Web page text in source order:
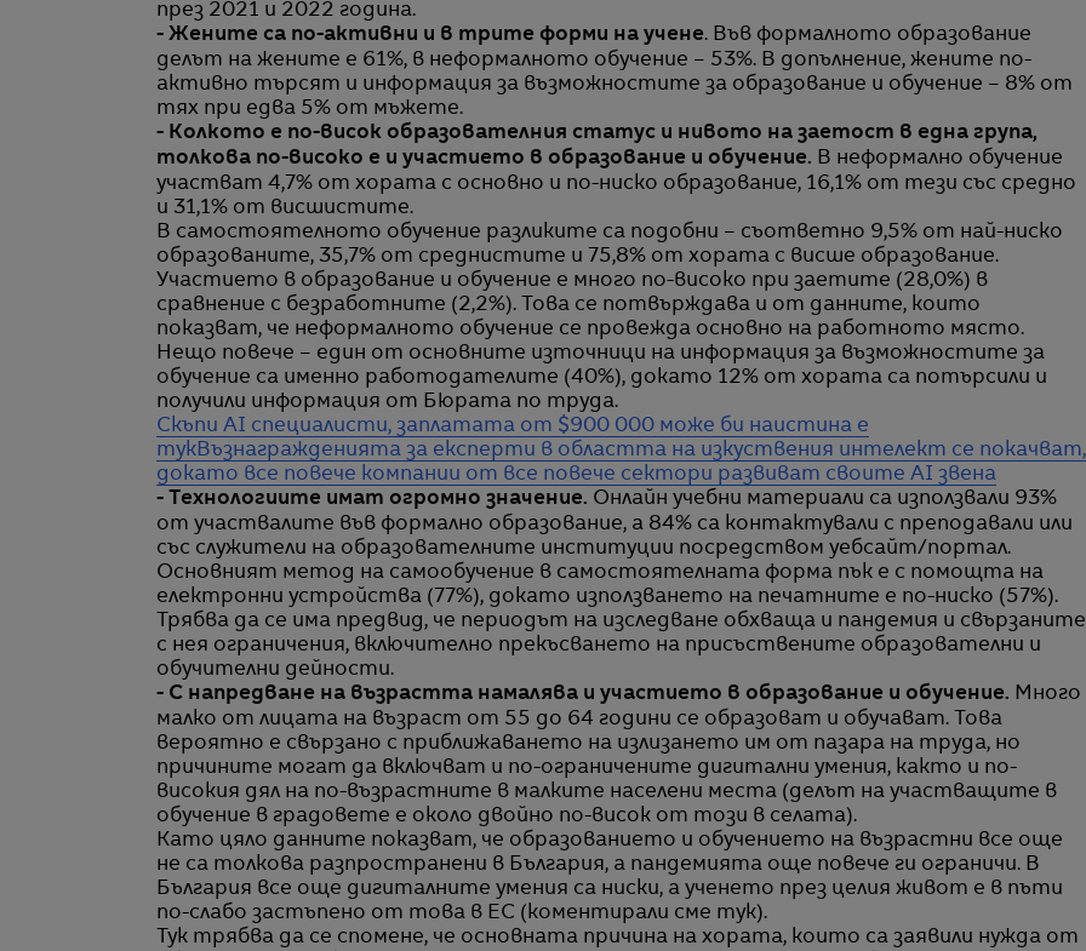
през 2021 и 2022 година.
- Жените са по-активни и в трите форми на учене. Във формалното образование
делът на жените е 61%, в неформалното обучение – 53%. В допълнение, жените по-
активно търсят и информация за възможностите за образование и обучение – 8% от
тях при едва 5% от мъжете.
- Колкото е по-висок образователния статус и нивото на заетост в една група,
толкова по-високо е и участието в образование и обучение. В неформално обучение
участват 4,7% от хората с основно и по-ниско образование, 16,1% от тези със средно
и 31,1% от висшистите.
В самостоятелното обучение разликите са подобни – съответно 9,5% от най-ниско
образованите, 35,7% от среднистите и 75,8% от хората с висше образование.
Участието в образование и обучение е много по-високо при заетите (28,0%) в
сравнение с безработните (2,2%). Това се потвърждава и от данните, които
показват, че неформалното обучение се провежда основно на работното място.
Нещо повече – един от основните източници на информация за възможностите за
обучение са именно работодателите (40%), докато 12% от хората са потърсили и
получили информация от Бюрата по труда.
Скъпи AI специалисти, заплатата от $900 000 може би наистина е
тукВъзнагражденията за експерти в областта на изкуствения интелект се покачват,
докато все повече компании от все повече сектори развиват своите AI звена
- Технологиите имат огромно значение. Онлайн учебни материали са използвали 93%
от участвалите във формално образование, а 84% са контактували с преподавали или
със служители на образователните институции посредством уебсайт/портал.
Основният метод на самообучение в самостоятелната форма пък е с помощта на
електронни устройства (77%), докато използването на печатните е по-ниско (57%).
Трябва да се има предвид, че периодът на изследване обхваща и пандемия и свързаните
с нея ограничения, включително прекъсването на присъствените образователни и
обучителни дейности.
- С напредване на възрастта намалява и участието в образование и обучение. Много
малко от лицата на възраст от 55 до 64 години се образоват и обучават. Това
вероятно е свързано с приближаването на излизането им от пазара на труда, но
причините могат да включват и по-ограничените дигитални умения, както и по-
високия дял на по-възрастните в малките населени места (делът на участващите в
обучение в градовете е около двойно по-висок от този в селата).
Като цяло данните показват, че образованието и обучението на възрастни все още
не са толкова разпространени в България, а пандемията още повече ги ограничи. В
България все още дигиталните умения са ниски, а ученето през целия живот е в пъти
по-слабо застъпено от това в ЕС (коментирали сме тук).
Тук трябва да се спомене, че основната причина на хората, които са заявили нужда от